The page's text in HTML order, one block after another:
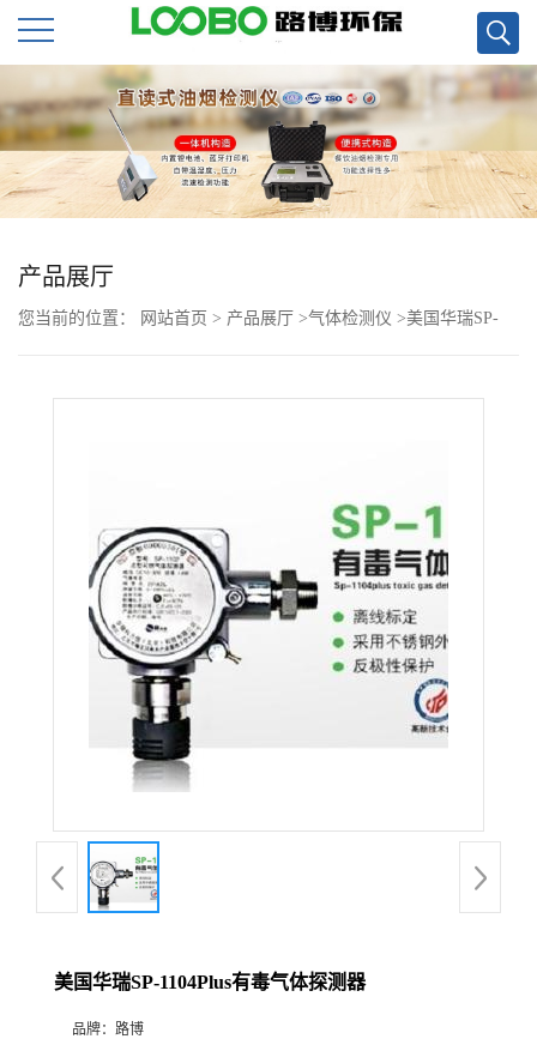
公
司
首
页
公
品
厅
产品展厅
您当前的位置： 网站首页 > 产品展厅 >气体检测仪 >美国华瑞SP-
美国华瑞SP-1104Plus有毒气体探测器
品牌： 路博